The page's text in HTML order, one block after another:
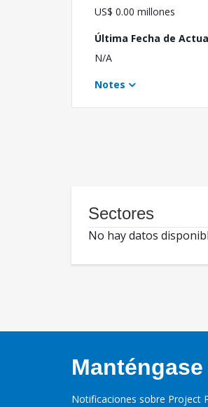
US$ 0.00 millones
Última Fecha de
N/A
Notes
Sectores
No hay datos
Notificaciones sobre Project